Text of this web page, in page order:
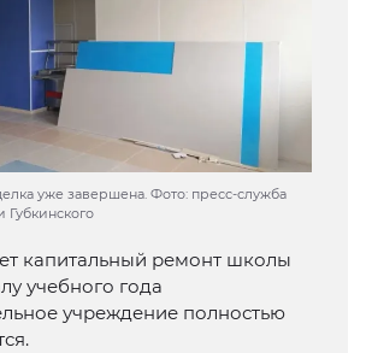
уже завершена. Фото: пресс-служба
капитальный ремонт школы
учебного года
учреждение полностью